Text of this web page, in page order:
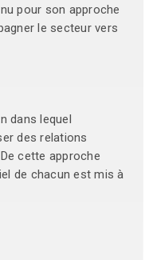
pour son approche
le secteur vers
dans lequel
des relations
cette approche
de chacun est mis à